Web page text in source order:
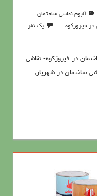
آلبوم نقاشی ساختمان
در فیروزکوه
یک نظر
در فیروزکوه- نقاشی
ساختمان در شهریار,